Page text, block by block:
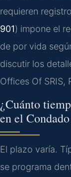
requieren
901) impone el
de por vida
discutir los
Offices Of SRIS,
¿Cuánto
en el
El plazo varía.
se programa